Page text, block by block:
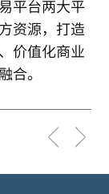
平台两大平
资源，打造
价值化商业
合。